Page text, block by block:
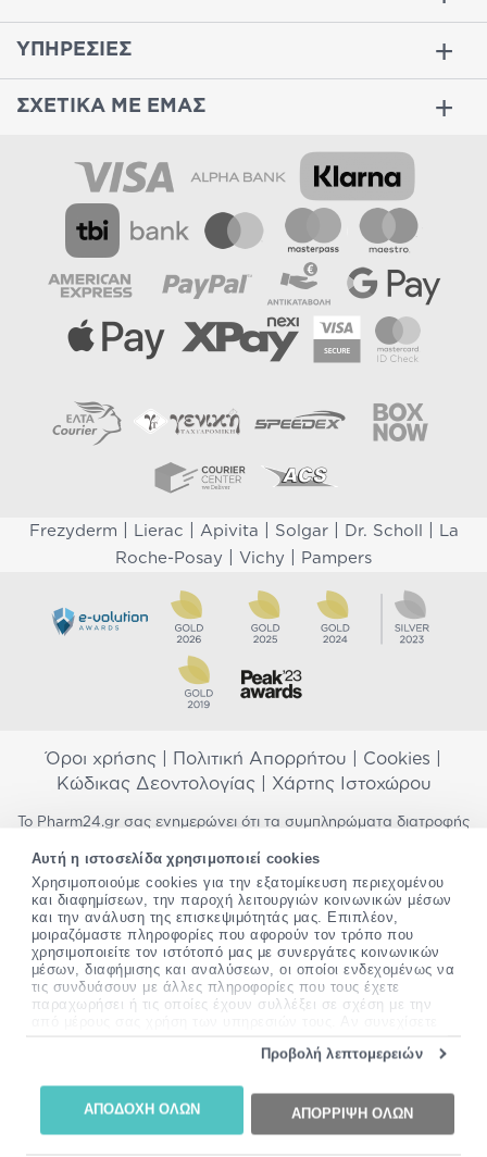
Αυτή η ιστοσελίδα χρησιμοποιεί cookies
Χρησιμοποιούμε cookies για την εξατομίκευση περιεχομένου
και διαφημίσεων, την παροχή λειτουργιών κοινωνικών μέσων
και την ανάλυση της επισκεψιμότητάς μας. Επιπλέον,
μοιραζόμαστε πληροφορίες που αφορούν τον τρόπο που
χρησιμοποιείτε τον ιστότοπό μας με συνεργάτες κοινωνικών
μέσων, διαφήμισης και αναλύσεων, οι οποίοι ενδεχομένως να
τις συνδυάσουν με άλλες πληροφορίες που τους έχετε
παραχωρήσει ή τις οποίες έχουν συλλέξει σε σχέση με την
να δείτεεδώ.
Προβολή λεπτομερειών
ΑΠΟΔΟΧΗ ΟΛΩΝ ΑΠΟΡΡΙΨΗ ΟΛΩΝ
ΥΠΗΡΕΣΙΕΣ
ΣΧΕΤΙΚΑ ΜΕ ΕΜΑΣ
Frezyderm Lierac Apivita Solgar| Dr. Scholl
La
Roche-Posay
Vichy Pampers
Όροι χρήσης Πολιτική Απορρήτου Cookies
Κώδικας Δεοντολογίας| Χάρτης Ιστοχώρου
Το Pharm24.gr σας ενημερώνει ότι τα συμπληρώματα διατροφής
προορίζονται για την πρόληψη, αγωγή ή θεραπεία ανθρώπινης
νόσου. Συμβουλευτείτε τον γιατρό σας εάν είστε έγκυος,
θηλάζετε, ακολουθείτε παράλληλα φαρμακευτική αγωγή ή
αντιμετωπίζετε προβλήματα υγείας πριν χρησιμοποιήσετε
οποιοδήποτε συμπλήρωμα διατροφής. Προσπαθούμε διαρκώς να
σας παρέχουμε ακριβείς και έγκυρες πληροφορίες. Σε περίπτωση
που έχετε κάποια ερώτηση ή παρατήρηση σχετικά με αυτές,
παρακαλώεπικοινωνήστε μαζί μας.
2012-2026 - All rights Reserved •
Website by